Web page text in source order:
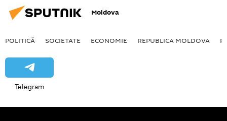
Moldova
POLITICĂ SOCIETATE ECONOMIE REPUBLICA MOLDOVA
Telegram